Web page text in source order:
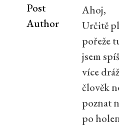
Post
Author
Ahoj,
Určitě
pořeže
jsem
více
člověk
poznat
po